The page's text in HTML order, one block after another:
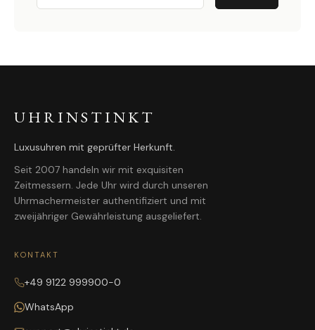
UHRINSTINKT
Luxusuhren mit geprüfter Herkunft.
Seit 2007 handeln wir mit exquisiten
Zeitmessern. Jede Uhr wird durch unseren
Uhrmachermeister authentifiziert und mit
zweijähriger Gewährleistung ausgeliefert.
KONTAKT
+49 9122 999900-0
WhatsApp